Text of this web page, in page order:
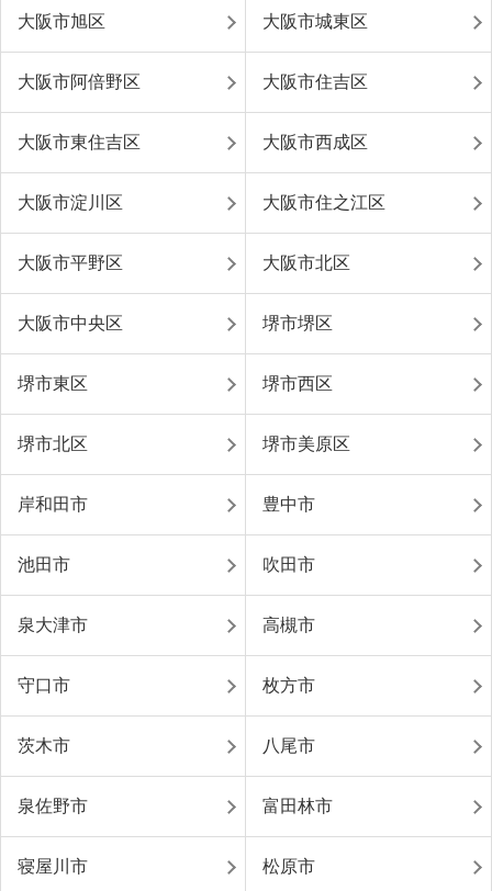
大阪市旭区 大阪市城東区
大阪市阿倍野区 大阪市住吉区
大阪市東住吉区 大阪市西成区
大阪市淀川区 大阪市住之江区
大阪市平野区 大阪市北区
大阪市中央区 堺市堺区
堺市東区 堺市西区
堺市北区 堺市美原区
岸和田市 豊中市
池田市 吹田市
泉大津市 高槻市
守口市 枚方市
茨木市 八尾市
泉佐野市 富田林市
寝屋川市 松原市